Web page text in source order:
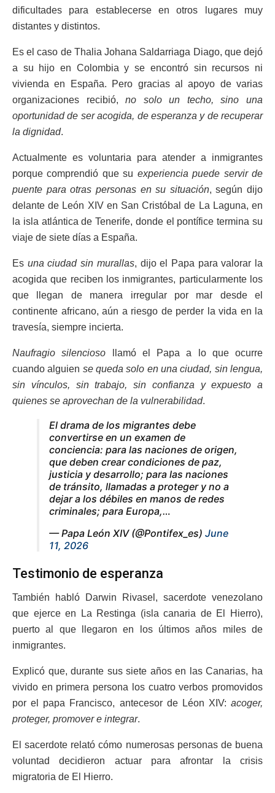
dificultades para establecerse en otros lugares muy
distantes y distintos.
Es el caso de Thalia Johana Saldarriaga Diago, que dejó
a su hijo en Colombia y se encontró sin recursos ni
vivienda en España. Pero gracias al apoyo de varias
organizaciones recibió,no solo un techo, sino una
oportunidad de ser acogida, de esperanza y de recuperar
la dignidad.
Actualmente es voluntaria para atender a inmigrantes
porque comprendió que su experiencia puede servir de
puente para otras personas en su situación, según dijo
delante de León XIV en San Cristóbal de La Laguna, en
la isla atlántica de Tenerife, donde el pontífice termina su
viaje de siete días a España.
Es una ciudad sin murallas, dijo el Papa para valorar la
acogida que reciben los inmigrantes, particularmente los
que llegan de manera irregular por mar desde el
continente africano, aún a riesgo de perder la vida en la
travesía, siempre incierta.
Naufragio silencioso llamó el Papa a lo que ocurre
cuando alguien se queda solo en una ciudad, sin lengua,
sin vínculos, sin trabajo, sin confianza y expuesto a
quienes se aprovechan de la vulnerabilidad.
El drama de los migrantes debe
convertirse en un examen de
conciencia: para las naciones de origen,
que deben crear condiciones de paz,
justicia y desarrollo; para las naciones
de tránsito, llamadas a proteger y no a
dejar a los débiles en manos de redes
criminales; para Europa,…
— Papa León XIV (@Pontifex_es) June
11, 2026
Testimonio de esperanza
También habló Darwin Rivasel, sacerdote venezolano
que ejerce en La Restinga (isla canaria de El Hierro),
puerto al que llegaron en los últimos años miles de
inmigrantes.
Explicó que, durante sus siete años en las Canarias, ha
vivido en primera persona los cuatro verbos promovidos
por el papa Francisco, antecesor de Léon XIV: acoger,
proteger, promover e integrar.
El sacerdote relató cómo numerosas personas de buena
voluntad decidieron actuar para afrontar la crisis
migratoria de El Hierro.